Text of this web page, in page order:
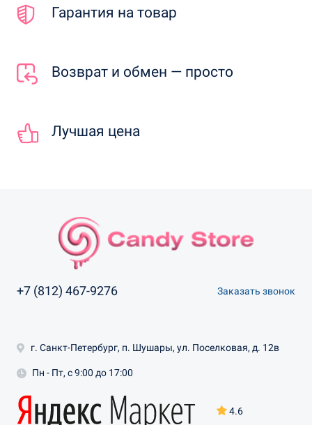
Гарантия на товар
Возврат и обмен — просто
Лучшая цена
+7 (812) 467-9276 Заказать звонок
4.6
г. Санкт-Петербург, п. Шушары, ул. Поселковая, д. 12в
Пн - Пт, с 9:00 до 17:00